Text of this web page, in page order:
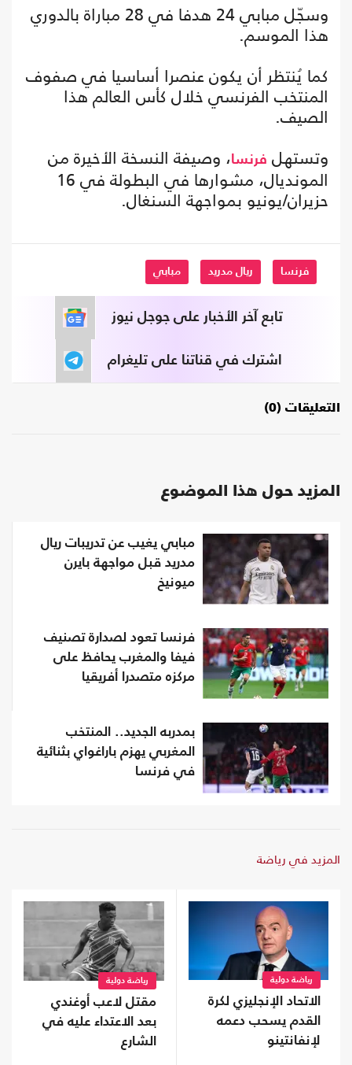
وسجّل مبابي 24 هدفا في 28 مباراة بالدوري
هذا الموسم.
كما يُنتظر أن يكون عنصرا أساسيا في صفوف
المنتخب الفرنسي خلال كأس العالم هذا
الصيف.
وتستهل فرنسا، وصيفة النسخة الأخيرة من
المونديال، مشوارها في البطولة في 16
حزيران/يونيو بمواجهة السنغال.
فرنسا ريال مدريد مبابي
تابع آخر الأخبار على جوجل نيوز
اشترك في قناتنا على تليغرام
التعليقات (0)
المزيد حول هذا الموضوع
مبابي يغيب عن تدريبات ريال
مدريد قبل مواجهة بايرن
ميونيخ
فرنسا تعود لصدارة تصنيف
فيفا والمغرب يحافظ على
مركزه متصدرا أفريقيا
بمدربه الجديد.. المنتخب
المغربي يهزم باراغواي بثنائية
في فرنسا
المزيد في رياضة
رياضة دولية
الاتحاد الإنجليزي لكرة
القدم يسحب دعمه
لإنفانتينو
رياضة دولية
مقتل لاعب أوغندي
بعد الاعتداء عليه في
الشارع